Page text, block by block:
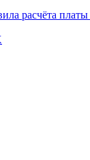
расчёта